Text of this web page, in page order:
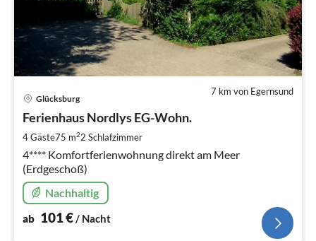
7 km von Egernsund
Glücksburg
Ferienhaus Nordlys EG-Wohn.
4 Gäste75 m22 Schlafzimmer
4**** Komfortferienwohnung direkt am Meer
(Erdgeschoß)
Nachhaltig
ab 101€/ Nacht